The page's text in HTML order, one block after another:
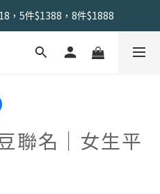
折120元，6件現折350元
，5件$1388，8件$1888
新客體驗三件組📣
聯名｜女生平